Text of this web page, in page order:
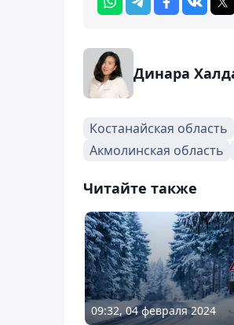
Динара
Костанайская область
Акмолинская область
Читайте также
09:32, 04 февраля 2024